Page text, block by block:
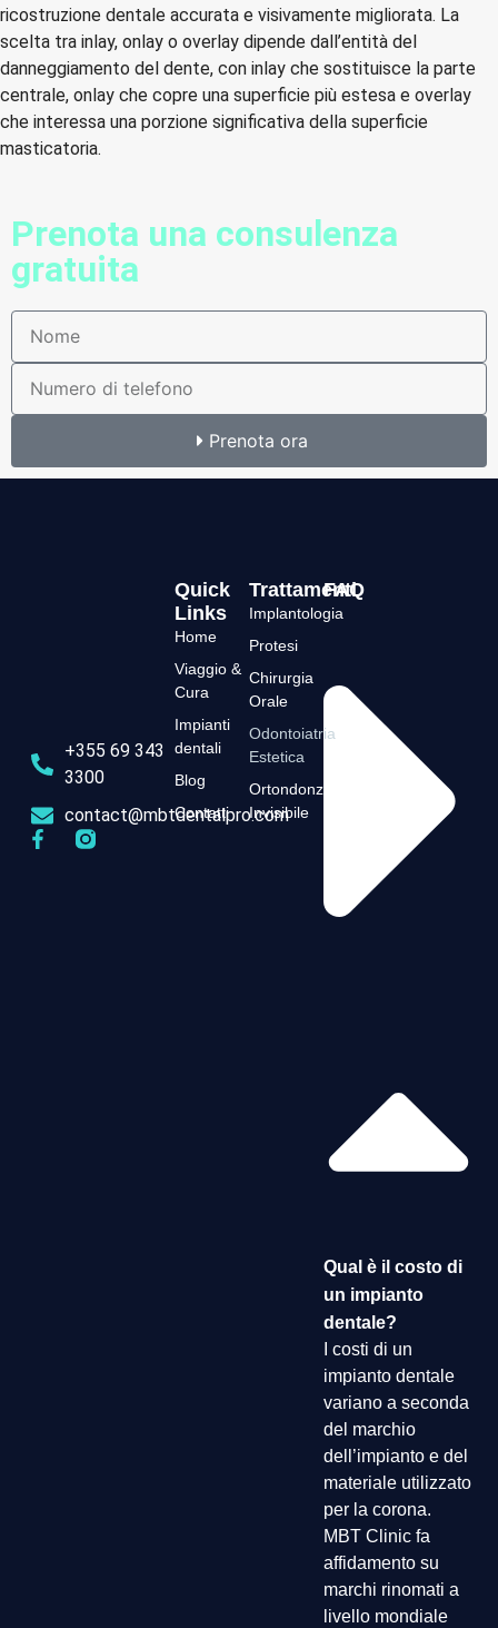
ricostruzione dentale accurata e visivamente migliorata. La
scelta tra inlay, onlay o overlay dipende dall’entità del
danneggiamento del dente, con inlay che sostituisce la parte
centrale, onlay che copre una superficie più estesa e overlay
che interessa una porzione significativa della superficie
masticatoria.
Prenota una consulenza
gratuita
Prenota ora
+355 69 343
3300
contact@mbtdentalpro.com
Trattamenti
Implantologia
Protesi
Chirurgia
Orale
Odontoiatria
Estetica
Ortondonzia
Invisibile
Quick
Links
Home
Viaggio &
Cura
Impianti
dentali
Blog
Contatti
FAQ
Qual è il costo di
un impianto
dentale?
I costi di un
impianto dentale
variano a seconda
del marchio
dell’impianto e del
materiale utilizzato
per la corona.
MBT Clinic fa
affidamento su
marchi rinomati a
livello mondiale